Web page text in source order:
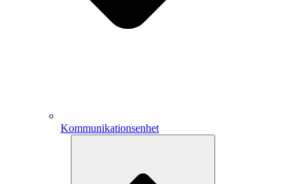
Kommunikationsenhet